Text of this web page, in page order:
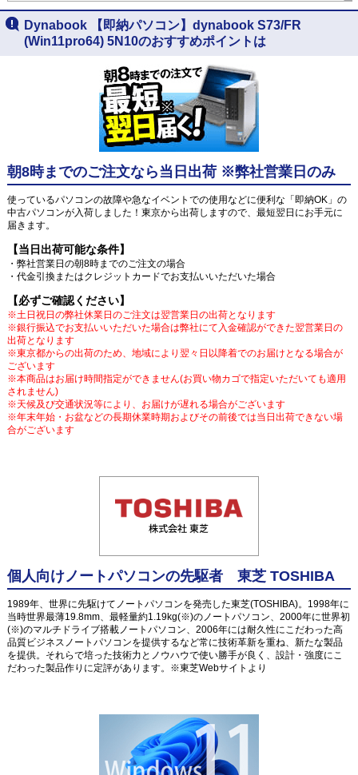
Dynabook 【即納パソコン】dynabook S73/FR
(Win11pro64) 5N10のおすすめポイントは
朝8時までのご注文なら当日出荷 ※弊社営業日のみ
使っているパソコンの故障や急なイベントでの使用などに便利な「即納OK」の
中古パソコンが入荷しました！東京から出荷しますので、最短翌日にお手元に
届きます。
【当日出荷可能な条件】
・弊社営業日の朝8時までのご注文の場合
・代金引換またはクレジットカードでお支払いいただいた場合
【必ずご確認ください】
※土日祝日の弊社休業日のご注文は翌営業日の出荷となります
※銀行振込でお支払いいただいた場合は弊社にて入金確認ができた翌営業日の
出荷となります
※東京都からの出荷のため、地域により翌々日以降着でのお届けとなる場合が
ございます
※本商品はお届け時間指定ができません(お買い物カゴで指定いただいても適用
されません)
※天候及び交通状況等により、お届けが遅れる場合がございます
※年末年始・お盆などの長期休業時期およびその前後では当日出荷できない場
合がございます
個人向けノートパソコンの先駆者 東芝 TOSHIBA
1989年、世界に先駆けてノートパソコンを発売した東芝(TOSHIBA)。1998年に
当時世界最薄19.8mm、最軽量約1.19kg(※)のノートパソコン、2000年に世界初
(※)のマルチドライブ搭載ノートパソコン、2006年には耐久性にこだわった高
品質ビジネスノートパソコンを提供するなど常に技術革新を重ね、新たな製品
を提供。それらで培った技術力とノウハウで使い勝手が良く、設計・強度にこ
だわった製品作りに定評があります。※東芝Webサイトより